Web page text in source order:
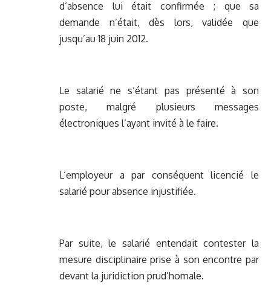
d’absence lui était confirmée ; que sa
demande n’était, dès lors, validée que
jusqu’au 18 juin 2012.
Le salarié ne s’étant pas présenté à son
poste, malgré plusieurs messages
électroniques l’ayant invité à le faire.
L’employeur a par conséquent licencié le
salarié pour absence injustifiée.
Par suite, le salarié entendait contester la
mesure disciplinaire prise à son encontre par
devant la juridiction prud’homale.